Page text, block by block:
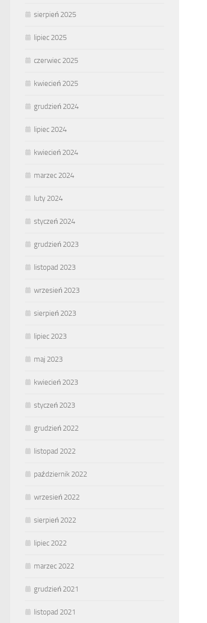
sierpień 2025
lipiec 2025
czerwiec 2025
kwiecień 2025
grudzień 2024
lipiec 2024
kwiecień 2024
marzec 2024
luty 2024
styczeń 2024
grudzień 2023
listopad 2023
wrzesień 2023
sierpień 2023
lipiec 2023
maj 2023
kwiecień 2023
styczeń 2023
grudzień 2022
listopad 2022
październik 2022
wrzesień 2022
sierpień 2022
lipiec 2022
marzec 2022
grudzień 2021
listopad 2021